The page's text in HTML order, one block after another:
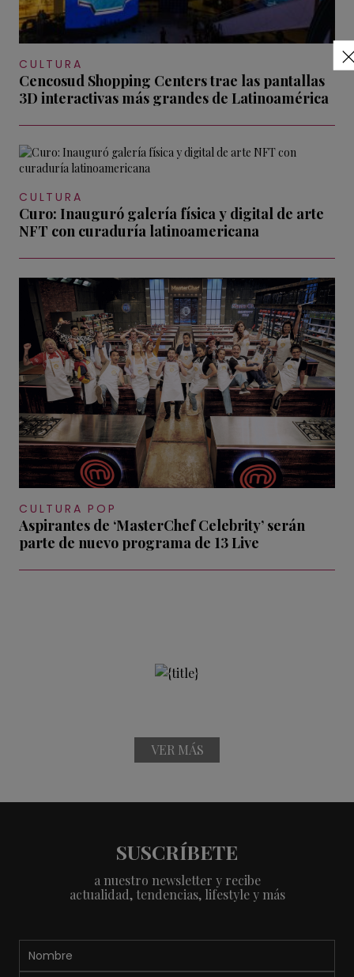
CULTURA
Cencosud Shopping Centers trae las pantallas
3D interactivas más grandes de Latinoamérica
CULTURA
Curo: Inauguró galería física y digital de arte
NFT con curaduría latinoamericana
CULTURA POP
Aspirantes de ‘MasterChef Celebrity’ serán
parte de nuevo programa de 13 Live
VER MÁS
SUSCRÍBETE
a nuestro newsletter y recibe
actualidad, tendencias, lifestyle y más